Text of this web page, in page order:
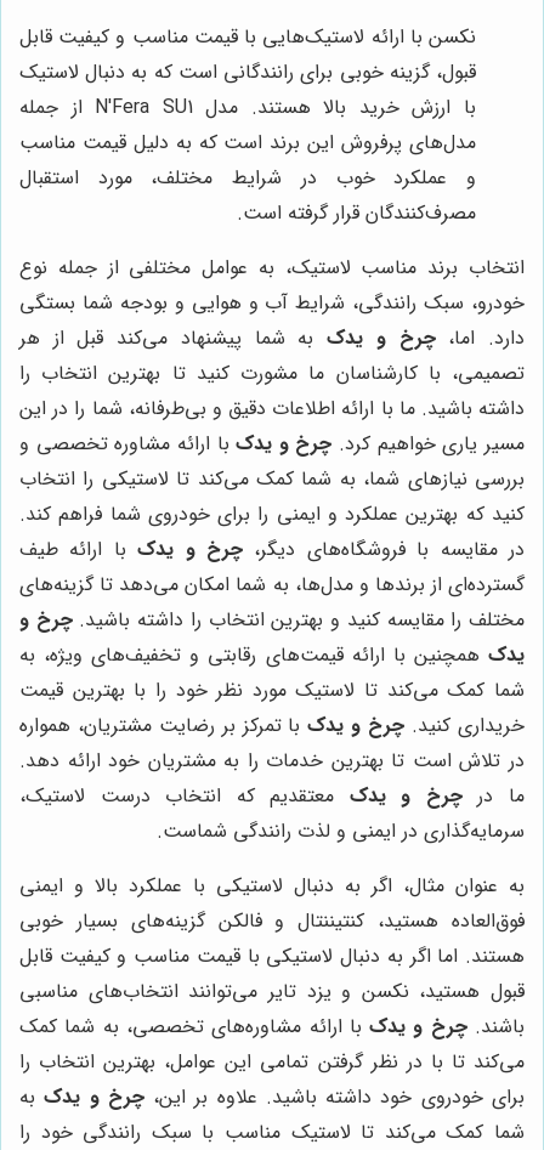
نکسن با ارائه لاستیک‌هایی با قیمت مناسب و کیفیت قابل
قبول، گزینه خوبی برای رانندگانی است که به دنبال لاستیک
با ارزش خرید بالا هستند. مدل N'Fera SU1 از جمله
مدل‌های پرفروش این برند است که به دلیل قیمت مناسب
و عملکرد خوب در شرایط مختلف، مورد استقبال
مصرف‌کنندگان قرار گرفته است.
انتخاب برند مناسب لاستیک، به عوامل مختلفی از جمله نوع
خودرو، سبک رانندگی، شرایط آب و هوایی و بودجه شما بستگی
دارد. اما،چرخ و یدکبه شما پیشنهاد می‌کند قبل از هر
تصمیمی، با کارشناسان ما مشورت کنید تا بهترین انتخاب را
داشته باشید. ما با ارائه اطلاعات دقیق و بی‌طرفانه، شما را در این
مسیر یاری خواهیم کرد. چرخ و یدکبا ارائه مشاوره تخصصی و
بررسی نیازهای شما، به شما کمک می‌کند تا لاستیکی را انتخاب
کنید که بهترین عملکرد و ایمنی را برای خودروی شما فراهم کند.
در مقایسه با فروشگاه‌های دیگر، چرخ و یدکبا ارائه طیف
گسترده‌ای از برندها و مدل‌ها، به شما امکان می‌دهد تا گزینه‌های
مختلف را مقایسه کنید و بهترین انتخاب را داشته باشید.چرخ و
یدک همچنین با ارائه قیمت‌های رقابتی و تخفیف‌های ویژه، به
شما کمک می‌کند تا لاستیک مورد نظر خود را با بهترین قیمت
خریداری کنید. چرخ و یدکبا تمرکز بر رضایت مشتریان، همواره
در تلاش است تا بهترین خدمات را به مشتریان خود ارائه دهد.
ما درچرخ و یدک معتقدیم که انتخاب درست لاستیک،
سرمایه‌گذاری در ایمنی و لذت رانندگی شماست.
به عنوان مثال، اگر به دنبال لاستیکی با عملکرد بالا و ایمنی
فوق‌العاده هستید، کنتیننتال و فالکن گزینه‌های بسیار خوبی
هستند. اما اگر به دنبال لاستیکی با قیمت مناسب و کیفیت قابل
قبول هستید، نکسن و یزد تایر می‌توانند انتخاب‌های مناسبی
باشند.چرخ و یدکبا ارائه مشاوره‌های تخصصی، به شما کمک
می‌کند تا با در نظر گرفتن تمامی این عوامل، بهترین انتخاب را
برای خودروی خود داشته باشید. علاوه بر این،چرخ و یدکبه
شما کمک می‌کند تا لاستیک مناسب با سبک رانندگی خود را